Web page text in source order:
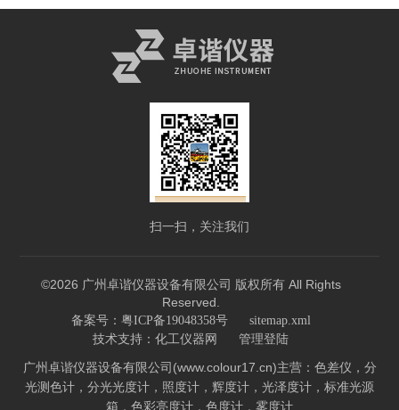
扫一扫，关注我们
©2026 广州卓谐仪器设备有限公司 版权所有 All Rights
Reserved.
备案号：粤ICP备19048358号 sitemap.xml
技术支持： 化工仪器网 管理登陆
广州卓谐仪器设备有限公司(www.colour17.cn)主营：色差仪，分
光测色计，分光光度计，照度计，辉度计，光泽度计，标准光源
箱，色彩亮度计，色度计，雾度计